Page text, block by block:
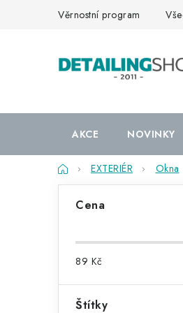
Věrnostní program
AKCE NOVINKY
DomůEXTERIÉR Okna
t
Cena
89 Kč
Štítky